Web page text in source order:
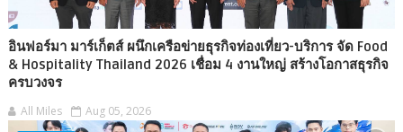
อินฟอร์มา มาร์เก็ตส์ ผนึกเครือข่ายธุรกิจท่องเที่ยว-บริการ จัด Food
& Hospitality Thailand 2026 เชื่อม 4 งานใหญ่ สร้างโอกาสธุรกิจ
ครบวงจร
All Miles Aug 05, 2026